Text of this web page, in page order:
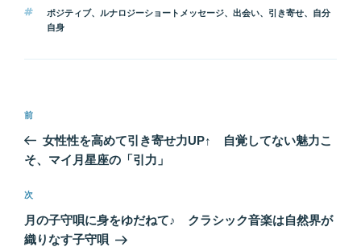
ゴ
リ
タ
グ
ポジティブ、 ルナロジーショートメッセージ、 出会い、 引き寄せ、
自分
自身
投
ナ
ゲ
ー
シ
前
の
投
前
女性性を高めて引き寄せ力UP↑ 自覚してない魅力こ
そ、マイ月星座の「引力」
次
の
投
次
月の子守唄に身をゆだねて♪ クラシック音楽は自然界が
織りなす子守唄